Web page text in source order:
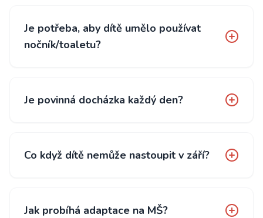
Je potřeba, aby dítě umělo používat
nočník/toaletu?
Je povinná docházka každý den?
Co když dítě nemůže nastoupit v září?
Jak probíhá adaptace na MŠ?